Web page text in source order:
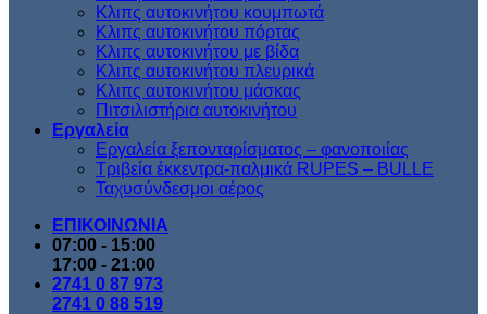
Kλιπς αυτοκινήτου κουμπωτά
Κλιπς αυτοκινήτου πόρτας
Κλιπς αυτοκινήτου με βίδα
Kλιπς αυτοκινήτου πλευρικά
Kλιπς αυτοκινήτου μάσκας
Πιτσιλιστήρια αυτοκινήτου
Εργαλεία
Εργαλεία ξεπονταρίσματος – φανοποιίας
Τριβεία έκκεντρα-παλμικά RUPES – BULLE
Ταχυσύνδεσμοι αέρος
ΕΠΙΚΟΙΝΩΝΙΑ
07:00 - 15:00
17:00 - 21:00
2741 0 87 973
2741 0 88 519